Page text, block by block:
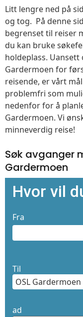
Litt lengre ned på
og tog. På denne
begrenset til reiser
du kan bruke
holdeplass.
Gardermoen for
reisende, er vårt
problemfri som
nedenfor for å
Gardermoen. Vi
minneverdig reise!
Søk avganger
Gardermoen
Hvor vil
Fra
Til
ad